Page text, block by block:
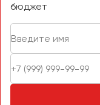
бюджет